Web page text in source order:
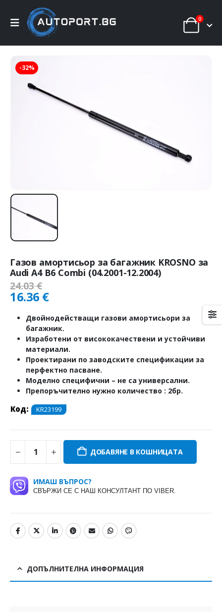
0
-32%
Газов амортисьор за багажник KROSNO за
Audi A4 B6 Combi (04.2001-12.2004)
24.03€
16.36 €
Двойнодействащи газови амортисьори за
багажник.
Изработени от висококачествени и устойчиви
материали.
Проектирани по заводските спецификации за
перфектно пасване.
Моделно специфични – не са универсални.
Препоръчително нужно количество : 2бр.
Код: KR23199
ДОБАВЯНЕ В КОШНИЦАТА
ИМАШ ВЪПРОС?
СВЪРЖИ СЕ С НАШ КОНСУЛТАНТ ПО VIBER.
ДОПЪЛНИТЕЛНА ИНФОРМАЦИЯ